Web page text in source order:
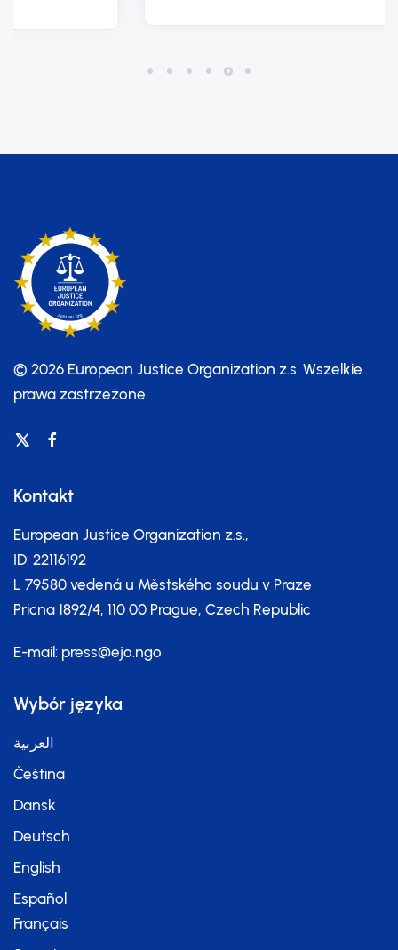
© 2026 European Justice Organization z.s. Wszelkie
prawa zastrzeżone.
Kontakt
European Justice Organization z.s.,
ID: 22116192
L 79580 vedená u Městského soudu v Praze
Pricna 1892/4, 110 00 Prague, Czech Republic
E-mail: press@ejo.ngo
Wybór języka
العربية
Čeština
Dansk
Deutsch
English
Español
Français